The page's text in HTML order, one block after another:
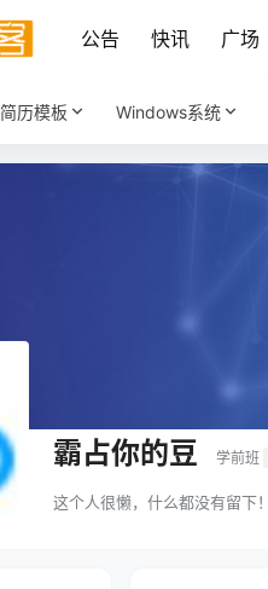
公告 快讯 广场
简历模板 Windows系统
霸占你的豆 学前班
这个人很懒，什么都没有留下！